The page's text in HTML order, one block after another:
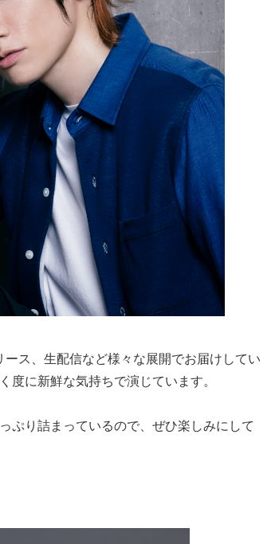
ス、生配信など様々な展開でお届けしてい
に新鮮な気持ちで演じています。
ぷり詰まっているので、ぜひ楽しみにして